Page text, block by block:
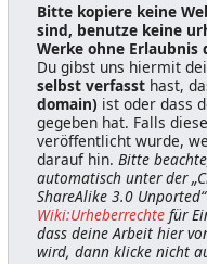
Bitte kopiere keine
sind, benutze keine
Werke ohne Erlaubnis
Du gibst uns hiermit
selbst verfasst hast,
domain) ist oder dass
gegeben hat. Falls
veröffentlicht wurde,
darauf hin.Bitte
automatisch unter der
ShareAlike 3.0
Wiki:Urheberrechte für
dass deine Arbeit hier
wird, dann klicke nicht